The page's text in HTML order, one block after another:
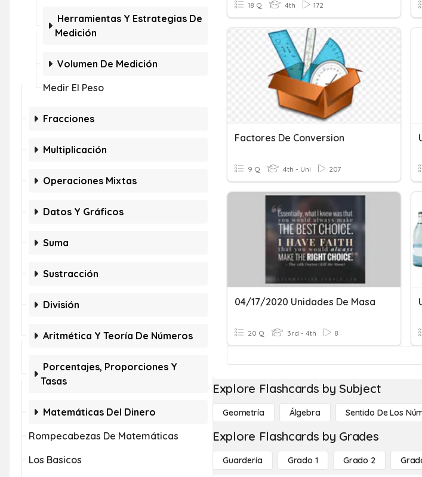
Herramientas Y Estrategias De
Medición
Volumen De Medición
Medir El Peso
Fracciones
Multiplicación
Operaciones Mixtas
Datos Y Gráficos
Suma
Sustracción
División
Aritmética Y Teoría De Números
Porcentajes, Proporciones Y
Tasas
Matemáticas Del Dinero
Rompecabezas De Matemáticas
Los Basicos
18 Q 4th 172
Factores De Conversion
9 Q 4th - Uni 207
04/17/2020 Unidades De Masa
20 Q 3rd - 4th 8
Explore Flashcards by Subject
Geometría Álgebra Sentido De Los
Explore Flashcards by Grades
Guardería Grado 1 Grado 2